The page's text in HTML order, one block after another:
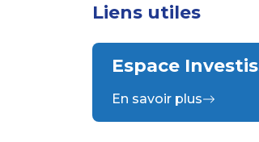
Liens utiles
Espace
En savoir plus